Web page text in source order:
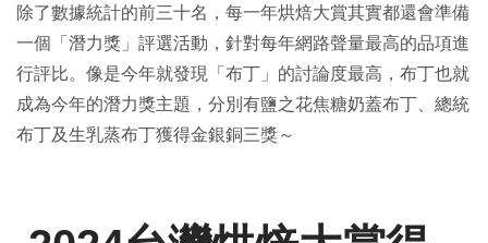
除了數據統計的前三十名，每一年烘焙大賞其實都還會準備
一個「潛力獎」評選活動，針對每年網路聲量最高的品項進
行評比。像是今年就發現「布丁」的討論度最高，布丁也就
成為今年的潛力獎主題，分別有鹽之花焦糖奶蓋布丁、總統
布丁及生乳蒸布丁獲得金銀銅三獎～